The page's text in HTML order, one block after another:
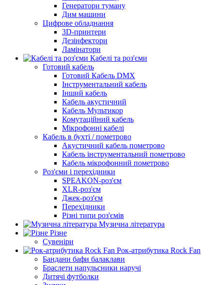
Генератори туману
Дим машини
Цифрове обладнання
3D-принтери
Дезінфектори
Ламінатори
Кабелі та роз'єми
Готовий кабель
Готовий Кабель DMX
Інструментальний кабель
Інший кабель
Кабель акустичний
Кабель Мультикор
Комутаційний кабель
Мікрофонні кабелі
Кабель в бухті / пометрово
Акустичний кабель пометрово
Кабель інструментальний пометрово
Кабель мікрофонний пометрово
Роз'єми і перехідники
SPEAKON-роз'єм
XLR-роз'єм
Джек-роз'єм
Перехідники
Різні типи роз'ємів
Музична література
Різне
Сувеніри
Рок-атрибутика Rock Fan
Бандани бафи балаклави
Браслети напульсники наручі
Дитячі футболки